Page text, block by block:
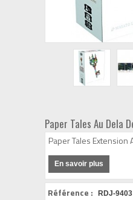
Paper Tales Au Dela
Paper Tales Extension
En savoir plus
Référence : RDJ-9403